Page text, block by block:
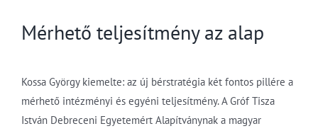
Mérhető teljesítmény az alap
Kossa György kiemelte: az új bérstratégia két fontos pillére a
mérhető intézményi és egyéni teljesítmény. A Gróf Tisza
István Debreceni Egyetemért Alapítványnak a magyar